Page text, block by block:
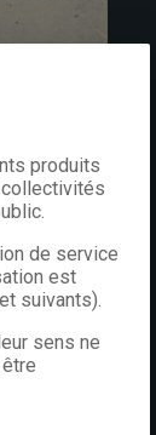
produits
collectivités
de service
est
suivants).
sens ne